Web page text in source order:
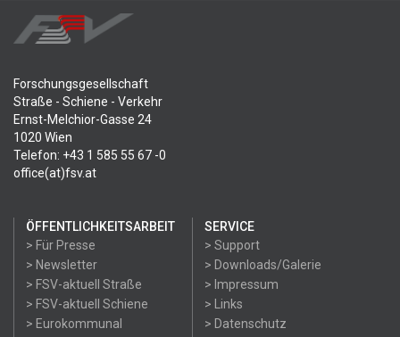
Forschungsgesellschaft
Straße - Schiene - Verkehr
Ernst-Melchior-Gasse 24
1020 Wien
Telefon: +43 1 585 55 67 -0
office(at)fsv.at
ÖFFENTLICHKEITSARBEIT
> Für Presse
> Newsletter
> FSV-aktuell Straße
> FSV-aktuell Schiene
> Eurokommunal
SERVICE
> Support
> Downloads/Galerie
> Impressum
> Links
> Datenschutz